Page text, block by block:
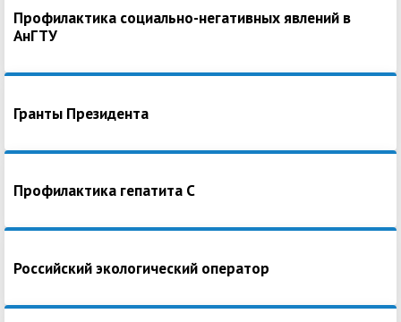
Профилактика социально-негативных явлений в
АнГТУ
Гранты Президента
Профилактика гепатита С
Российский экологический оператор